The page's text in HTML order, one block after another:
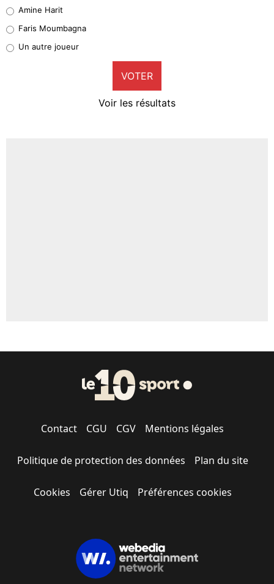
1%
9%
Amine Harit
Faris Moumbagna
Un autre joueur
VOTER
Voir les résultats
Contact CGU CGV Mentions légales
Politique de protection des données Plan du site
Cookies Gérer Utiq Préférences cookies